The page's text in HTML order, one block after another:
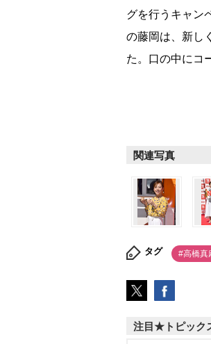
グを行うキャン
の藤岡は、新し
た。口の中にコ
関連写真
タグ #高橋真
注目★トピック